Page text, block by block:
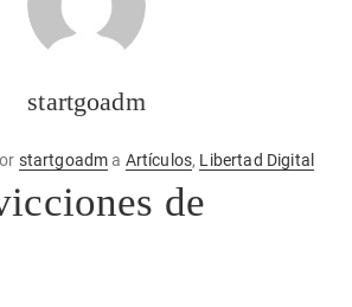
startgoadm
startgoadma Artículos, Libertad Digital
de